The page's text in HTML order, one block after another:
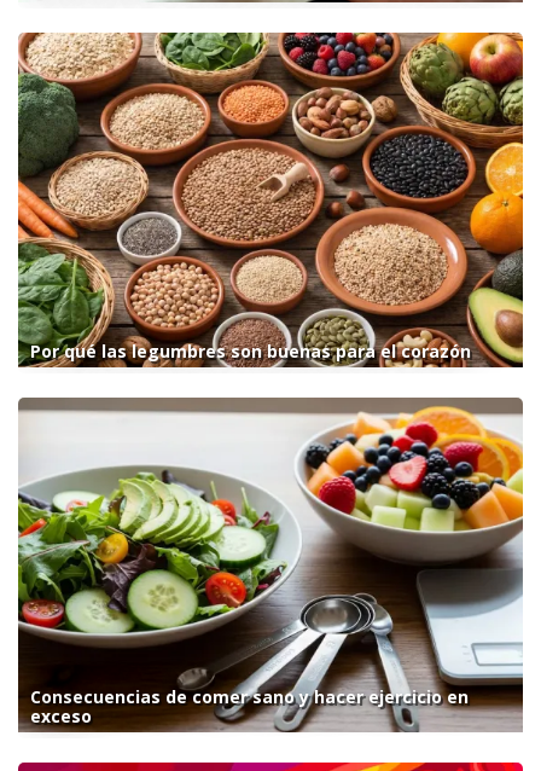
Por qué las legumbres son buenas para el corazón
Consecuencias de comer sano y hacer ejercicio en
exceso